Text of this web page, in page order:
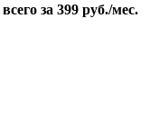
всего за 399 руб./мес.